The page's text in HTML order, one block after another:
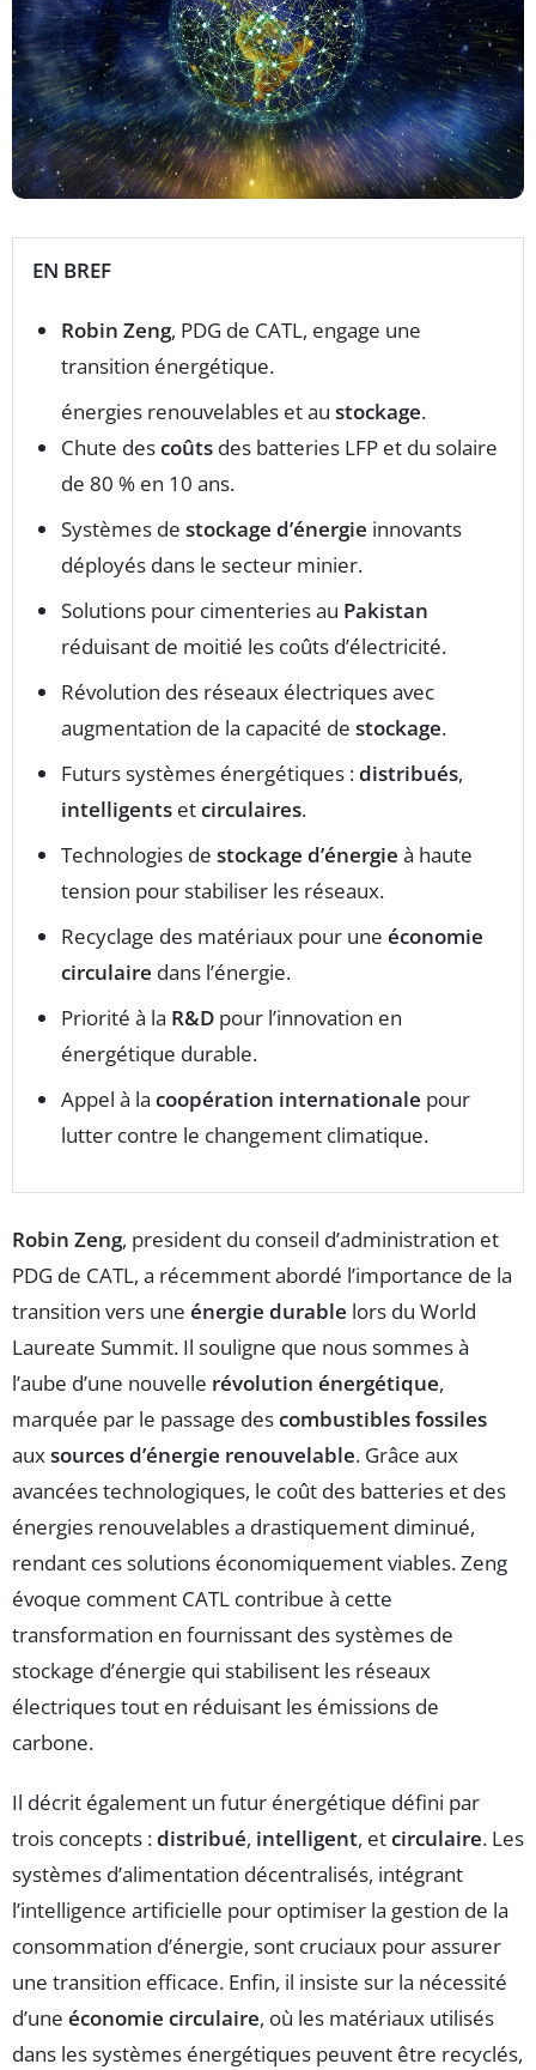
EN BREF
Robin Zeng, PDG de CATL, engage une
transition énergétique.
énergies renouvelables et au stockage.
Chute descoûts des batteries LFP et du solaire
de 80 % en 10 ans.
Systèmes de stockage d’énergie innovants
déployés dans le secteur minier.
Solutions pour cimenteries au Pakistan
réduisant de moitié les coûts d’électricité.
Révolution des réseaux électriques avec
augmentation de la capacité de stockage.
Futurs systèmes énergétiques :distribués,
intelligents etcirculaires.
Technologies de stockage d’énergie à haute
tension pour stabiliser les réseaux.
Recyclage des matériaux pour une économie
circulaire dans l’énergie.
Priorité à la R&D pour l’innovation en
énergétique durable.
Appel à la coopération internationale pour
lutter contre le changement climatique.
Robin Zeng, president du conseil d’administration et
PDG de CATL, a récemment abordé l’importance de la
transition vers une énergie durable lors du World
Laureate Summit. Il souligne que nous sommes à
l’aube d’une nouvelle révolution énergétique,
marquée par le passage descombustibles fossiles
auxsources d’énergie renouvelable. Grâce aux
avancées technologiques, le coût des batteries et des
énergies renouvelables a drastiquement diminué,
rendant ces solutions économiquement viables. Zeng
évoque comment CATL contribue à cette
transformation en fournissant des systèmes de
stockage d’énergie qui stabilisent les réseaux
électriques tout en réduisant les émissions de
carbone.
Il décrit également un futur énergétique défini par
trois concepts :distribué, intelligent, etcirculaire. Les
systèmes d’alimentation décentralisés, intégrant
l’intelligence artificielle pour optimiser la gestion de la
consommation d’énergie, sont cruciaux pour assurer
une transition efficace. Enfin, il insiste sur la nécessité
d’une économie circulaire, où les matériaux utilisés
dans les systèmes énergétiques peuvent être recyclés,